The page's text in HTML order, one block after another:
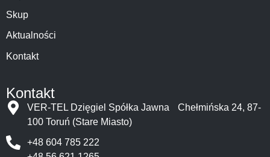
Skup
Aktualności
Kontakt
Kontakt
VER-TEL Dzięgiel Spółka Jawna Chełmińska 24, 87-
100 Toruń (Stare Miasto)
+48 604 785 222